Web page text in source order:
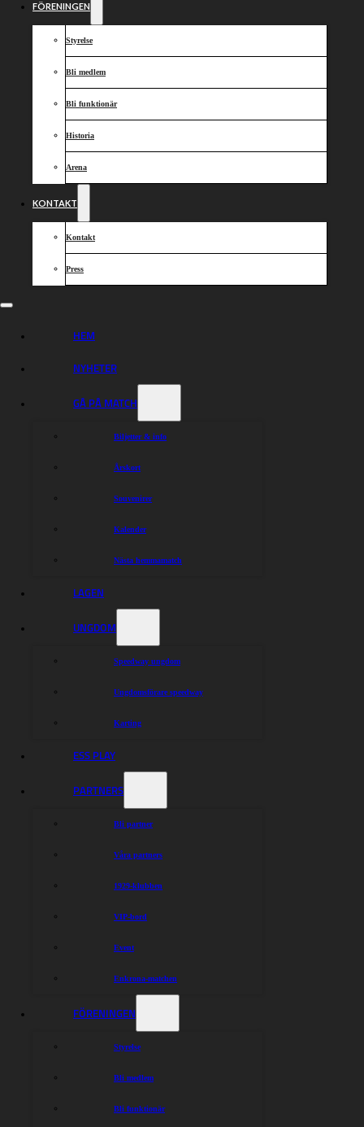
FÖRENINGEN
Styrelse
Bli medlem
Bli funktionär
Historia
Arena
KONTAKT
Kontakt
Press
HEM
NYHETER
GÅ PÅ MATCH
Biljetter & info
Årskort
Souvenirer
Kalender
Nästa hemmamatch
LAGEN
UNGDOM
Speedway ungdom
Ungdomsförare speedway
Karting
ESS PLAY
PARTNERS
Bli partner
Våra partners
1929-klubben
VIP-bord
Event
Enkrona-matchen
FÖRENINGEN
Styrelse
Bli medlem
Bli funktionär
1. Patryk Dudek
3. Dimitri Bergé
6. Mathias Thörnblom
Dela nyheten: